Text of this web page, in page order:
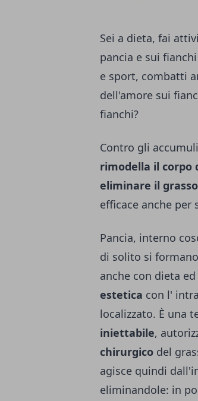
Sei a dieta, fai
pancia e sui
e sport, combatti
dell'amore sui
fianchi?
Contro gli
rimodella il corpo dall' interno‏: la
eliminare il
efficace anche per
Pancia, interno
di solito si
anche con dieta
estetica con l'
localizzato. È una
iniettabile,
chirurgico del
agisce quindi
eliminandole: in